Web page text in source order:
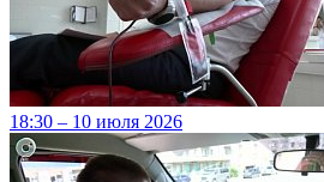
18:30 – 10 июля 2026